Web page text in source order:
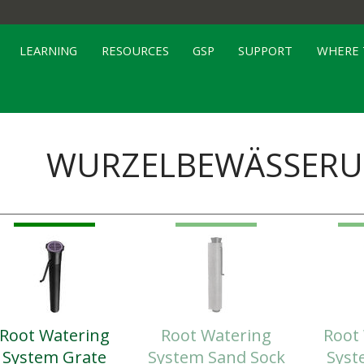
LEARNING RESOURCES GSP SUPPORT WHERE
Root Watering
System Grate
Root Watering
System Sand Sock